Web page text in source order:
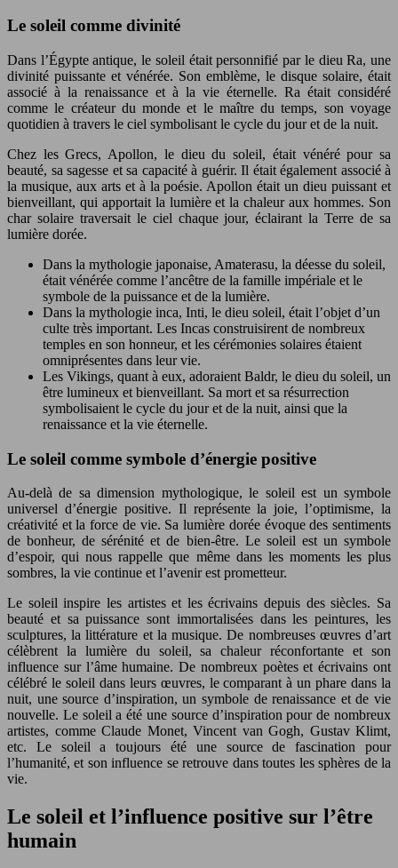
Le soleil comme divinité
Dans l’Égypte antique, le soleil était personnifié par le dieu Ra, une
divinité puissante et vénérée. Son emblème, le disque solaire, était
associé à la renaissance et à la vie éternelle. Ra était considéré
comme le créateur du monde et le maître du temps, son voyage
quotidien à travers le ciel symbolisant le cycle du jour et de la nuit.
Chez les Grecs, Apollon, le dieu du soleil, était vénéré pour sa
beauté, sa sagesse et sa capacité à guérir. Il était également associé à
la musique, aux arts et à la poésie. Apollon était un dieu puissant et
bienveillant, qui apportait la lumière et la chaleur aux hommes. Son
char solaire traversait le ciel chaque jour, éclairant la Terre de sa
lumière dorée.
Dans la mythologie japonaise, Amaterasu, la déesse du soleil,
était vénérée comme l’ancêtre de la famille impériale et le
symbole de la puissance et de la lumière.
Dans la mythologie inca, Inti, le dieu soleil, était l’objet d’un
culte très important. Les Incas construisirent de nombreux
temples en son honneur, et les cérémonies solaires étaient
omniprésentes dans leur vie.
Les Vikings, quant à eux, adoraient Baldr, le dieu du soleil, un
être lumineux et bienveillant. Sa mort et sa résurrection
symbolisaient le cycle du jour et de la nuit, ainsi que la
renaissance et la vie éternelle.
Le soleil comme symbole d’énergie positive
Au-delà de sa dimension mythologique, le soleil est un symbole
universel d’énergie positive. Il représente la joie, l’optimisme, la
créativité et la force de vie. Sa lumière dorée évoque des sentiments
de bonheur, de sérénité et de bien-être. Le soleil est un symbole
d’espoir, qui nous rappelle que même dans les moments les plus
sombres, la vie continue et l’avenir est prometteur.
Le soleil inspire les artistes et les écrivains depuis des siècles. Sa
beauté et sa puissance sont immortalisées dans les peintures, les
sculptures, la littérature et la musique. De nombreuses œuvres d’art
célèbrent la lumière du soleil, sa chaleur réconfortante et son
influence sur l’âme humaine. De nombreux poètes et écrivains ont
célébré le soleil dans leurs œuvres, le comparant à un phare dans la
nuit, une source d’inspiration, un symbole de renaissance et de vie
nouvelle. Le soleil a été une source d’inspiration pour de nombreux
artistes, comme Claude Monet, Vincent van Gogh, Gustav Klimt,
etc. Le soleil a toujours été une source de fascination pour
l’humanité, et son influence se retrouve dans toutes les sphères de la
vie.
Le soleil et l’influence positive sur l’être
humain